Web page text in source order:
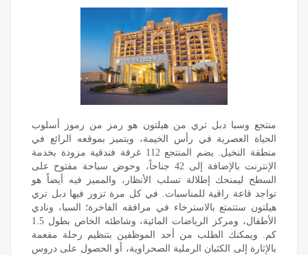
الحياة العصرية‎‎ في رأس الخيمة، ويتميز بموقعه الرائع في
منطقة النخيل. ‎يضم المنتجع 112 غرفة فندقية مزودة بخدمة
‏الإنترنت بالإضافة إلى 42 جناحاً، وحوض سباحة مفتوح على
السطح ليمنحك إطلالة تسلب الأنظار، والمميز فيه أيضاً هو
تواجد قاعة راقية للمناسبات. في كل مرة تزور فيها دبل تري
هيلتون ستتمتع بالاسترخاء في مرافقه الفاخرة؛ السبا، ونادي
‏الأطفال، ومركز الرياضات المائية، وشاطئه الخاص بطول 1.5
كم. ويمكنك الطلب من أحد الموظفين بتنظيم رحلة مفعمة
بالإثارة إلى الكثبان الرملية ‏الصحراوية، أو الحصول على دروس